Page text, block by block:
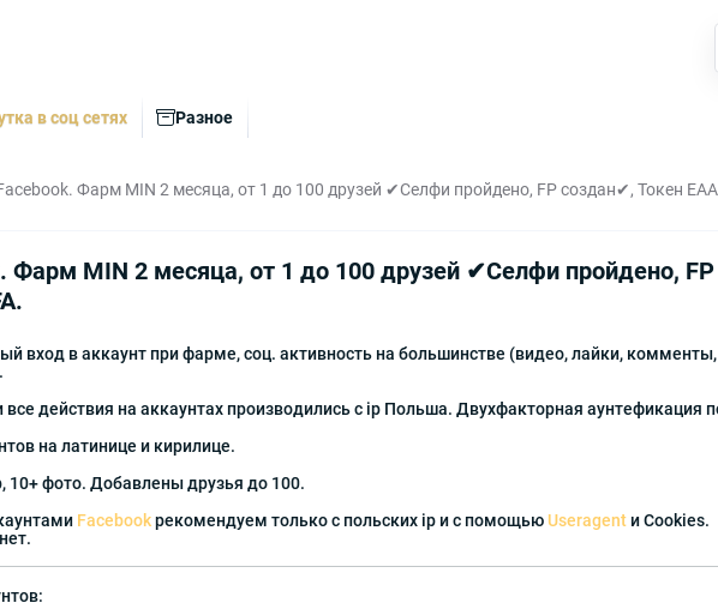
в соц сетях Разное
Фарм MIN 2 месяца, от 1 до 100 друзей ✔Селфи пройдено, FP создан✔, Токен
Фарм MIN 2 месяца, от 1 до 100 друзей ✔Селфи пройдено,
вход в аккаунт при фарме, соц. активность на большинстве (видео, лайки, комменты,
действия на аккаунтах производились с ip Польша. Двухфакторная аунтефикация
на латинице и кирилице.
10+ фото. Добавлены друзья до 100.
Facebookрекомендуем только с польских ip и с помощью Useragent и